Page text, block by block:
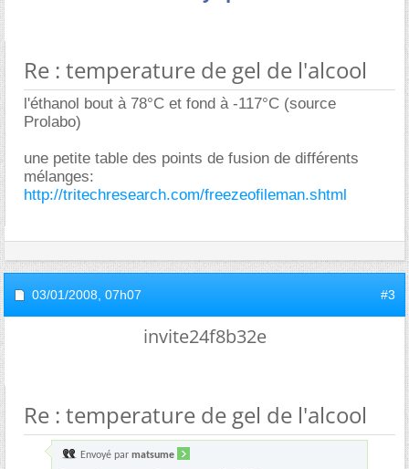
Re : temperature de gel de l'alcool
l'éthanol bout à 78°C et fond à -117°C (source
Prolabo)
une petite table des points de fusion de différents
mélanges:
http://tritechresearch.com/freezeofileman.shtml
03/01/2008, 07h07 #3
invite24f8b32e
Re : temperature de gel de l'alcool
Envoyé par matsume